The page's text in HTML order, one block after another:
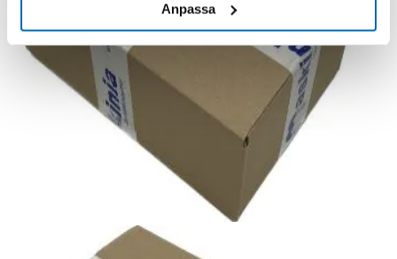
Anpassa